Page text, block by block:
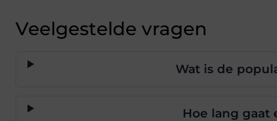
Veelgestelde vragen
Wat is de
Hoe lang gaat